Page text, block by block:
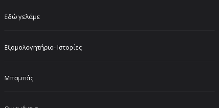
Εδώ γελάμε
Εξομολογητήριο- Ιστορίες
Μπαμπάς